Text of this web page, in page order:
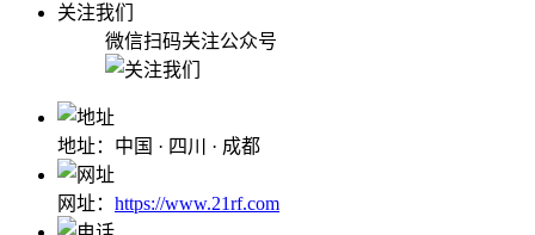
关注我们
微信扫码关注公众号
地址：中国 · 四川 · 成都
网址： https://www.21rf.com